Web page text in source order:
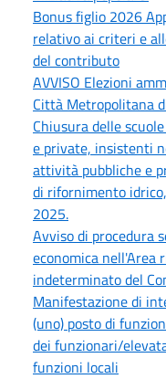
Bonus figlio 2026
relativo ai criteri e
del contributo
AVVISO Elezioni
Città Metropolitana
Chiusura delle
e private, insistenti
attività pubbliche e
di rifornimento
2025.
Avviso di procedura
economica nell'Area
indeterminato del
Manifestazione di
(uno) posto di
dei funzionari/
funzioni locali